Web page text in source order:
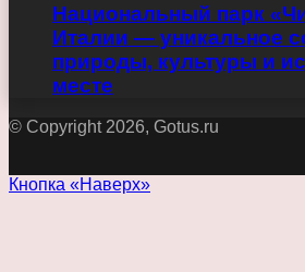
Национальный парк
Италии — уникальное
природы, культуры и
месте
© Copyright 2026, Gotus.ru
Кнопка «Наверх»